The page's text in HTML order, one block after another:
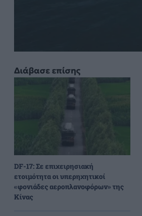
Διάβασε επίσης
DF-17: Σε επιχειρησιακή
ετοιμότητα οι υπερηχητικοί
«φονιάδες αεροπλανοφόρων» της
Κίνας